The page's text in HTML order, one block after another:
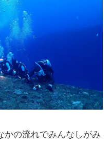
かの流れでみんなしがみ